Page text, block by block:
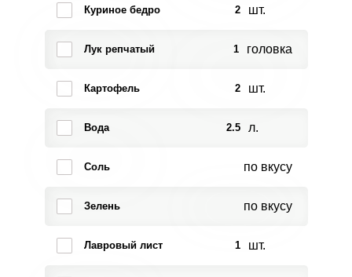
Куриное бедро 2 шт.
Лук репчатый 1 головка
Картофель 2 шт.
Вода 2.5 л.
Соль по вкусу
Зелень по вкусу
Лавровый лист 1 шт.